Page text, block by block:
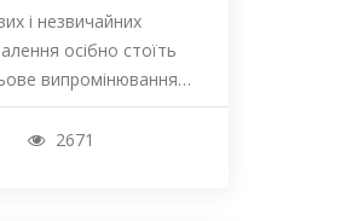
і незвичайних
осібно стоїть
випромінювання…
2671